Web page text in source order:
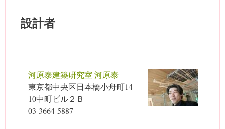
設計者
河原泰建築研究室 河原泰
東京都中央区日本橋小舟町14-
10中町ビル２Ｂ
03-3664-5887